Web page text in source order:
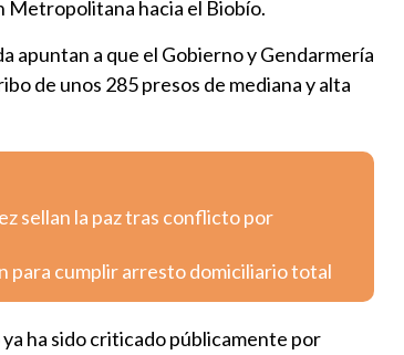
Metropolitana hacia el Biobío.
apuntan a que el Gobierno y Gendarmería
de unos 285 presos de mediana y alta
sellan la paz tras conflicto por
para cumplir arresto domiciliario total
ha sido criticado públicamente por